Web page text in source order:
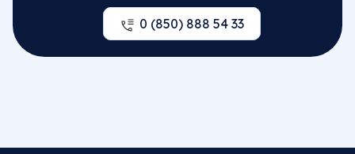
0 (850) 888 54 33